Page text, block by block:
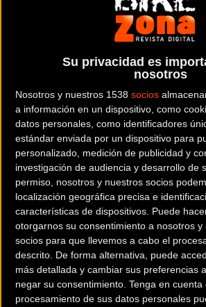
Su privacidad es
nosotros
Nosotros y nuestros 1538 socios
a información en un dispositivo, como
datos personales, como identificadores
estándar enviada por un dispositivo para
personalizado, medición de publicidad y
investigación de audiencia y desarrollo de
permiso, nosotros y nuestros socios
localización geográfica precisa e
características de dispositivos. Puede
otorgarnos su consentimiento a nosotros
socios para que llevemos a cabo el
descrito. De forma alternativa, puede
más detallada y cambiar sus preferencias
negar su consentimiento. Tenga en cuenta
procesamiento de sus datos personales
recomendamos usar el móvil en modo
TREKFARLEY 5